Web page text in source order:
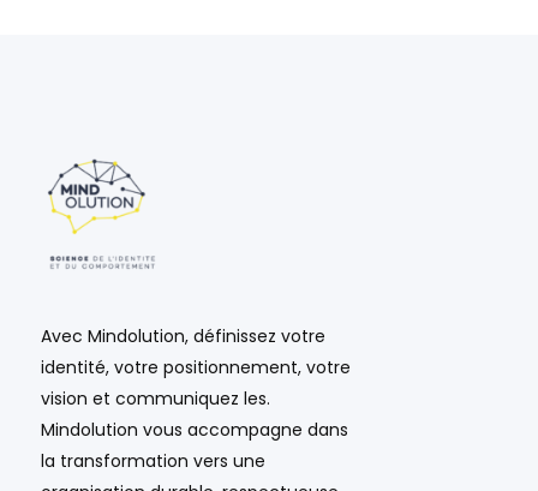
Avec Mindolution, définissez votre
identité, votre positionnement, votre
vision et communiquez les.
Mindolution vous accompagne dans
la transformation vers une